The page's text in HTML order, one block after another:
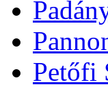
Petőfi